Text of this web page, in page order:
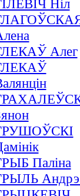
Ніл
Алег
Паліна